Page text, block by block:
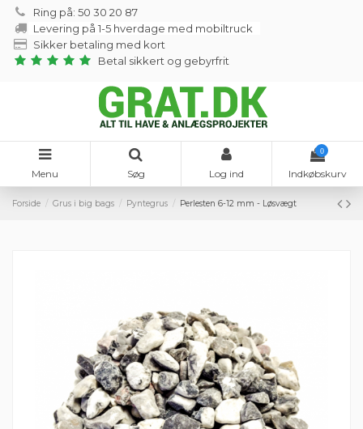
Ring på: 50 30 20 87
Levering på 1-5 hverdage med mobiltruck
Sikker betaling med kort
Betal sikkert og gebyrfrit
Menu Søg Log ind
0
Indkøbskurv
Forside Grus i big bags Pyntegrus Perlesten 6-12 mm - Løsvægt